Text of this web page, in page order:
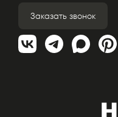
Заказать звонок